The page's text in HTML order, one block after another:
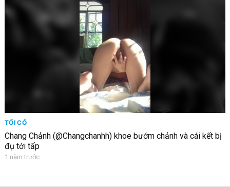
TỐI CỔ
Chang Chảnh (@Changchanhh) khoe bướm chảnh và cái kết bị
đụ tới tấp
1 năm trước